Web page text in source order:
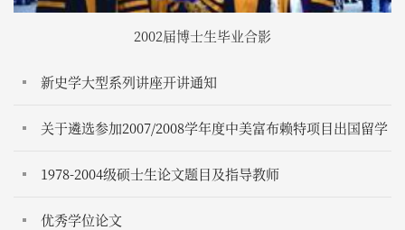
2002届博士生毕业合影
新史学大型系列讲座开讲通知
关于遴选参加2007/2008学年度中美富布赖特项目出国留学
人员的通知
1978-2004级硕士生论文题目及指导教师
优秀学位论文